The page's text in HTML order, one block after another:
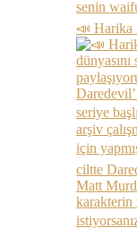
📣 Harika